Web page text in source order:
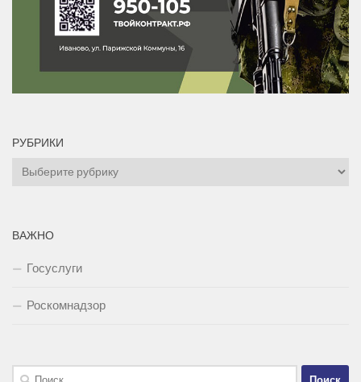
РУБРИКИ
Рубрики
ВАЖНО
Госуслуги
Роскомнадзор
Найти: